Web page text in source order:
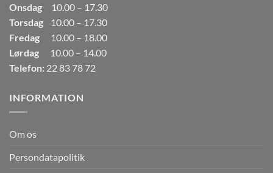
Onsdag
10.00 – 17.30
Torsdag
10.00 – 17.30
Fredag
10.00 – 18.00
Lørdag
10.00 – 14.00
Telefon: 22 83 78 72
INFORMATION
Om os
Persondatapolitik